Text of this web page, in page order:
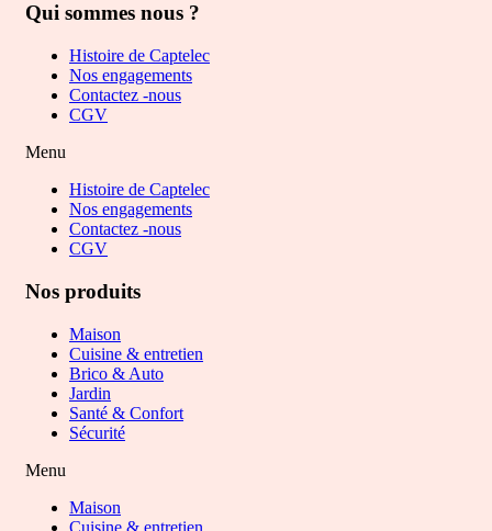
Qui sommes nous ?
Histoire de Captelec
Nos engagements
Contactez -nous
CGV
Menu
Histoire de Captelec
Nos engagements
Contactez -nous
CGV
Nos produits
Maison
Cuisine & entretien
Brico & Auto
Jardin
Santé & Confort
Sécurité
Menu
Maison
Cuisine & entretien